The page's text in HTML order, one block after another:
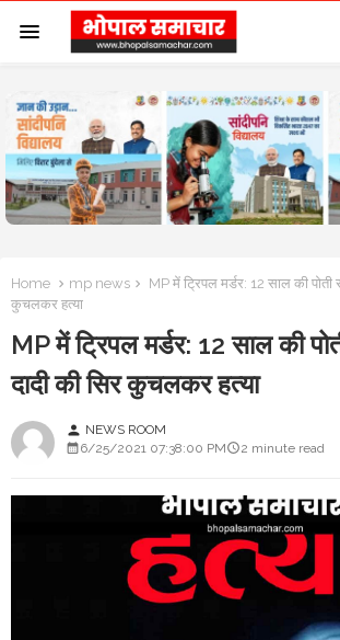
Home mp news
MP में ट्रिपल मर्डर: 12 साल की पोती
कुचलकर हत्या
MP में ट्रिपल मर्डर: 12 साल की
दादी की सिर कुचलकर हत्या
person NEWS ROOM
6/25/2021 07:38:00 PM
2 minute read